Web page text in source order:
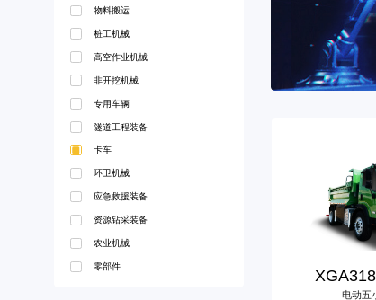
物料搬运
桩工机械
高空作业机械
非开挖机械
专用车辆
隧道工程装备
卡车
环卫机械
应急救援装备
资源钻采装备
农业机械
零部件
电动五